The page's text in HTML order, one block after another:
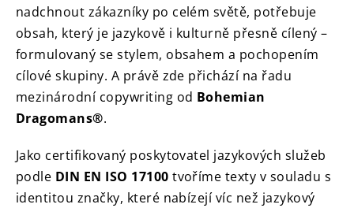
nadchnout zákazníky po celém světě, potřebuje
obsah, který je jazykově i kulturně přesně cílený –
formulovaný se stylem, obsahem a pochopením
cílové skupiny. A právě zde přichází na řadu
mezinárodní copywriting od Bohemian
Dragomans®.
Jako certifikovaný poskytovatel jazykových služeb
podle DIN EN ISO 17100 tvoříme texty v souladu s
identitou značky, které nabízejí víc než jazykový